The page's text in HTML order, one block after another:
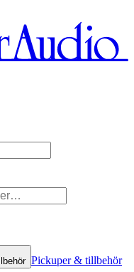
Pickuper & tillbehör